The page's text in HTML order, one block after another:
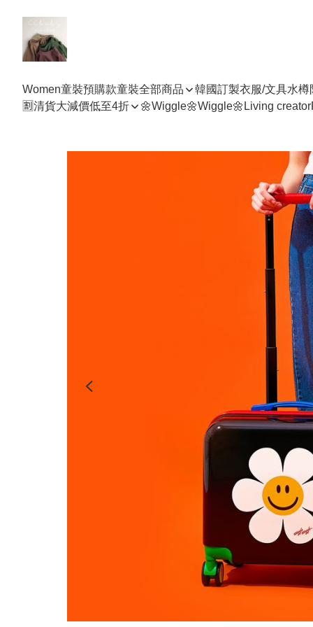
Women童裝預購款童裝全部商品
韓國訂製衣服/文具水樽
🈹清貨大減價低至4折
🌼Wiggle🌼Wiggle🌼 Living creator